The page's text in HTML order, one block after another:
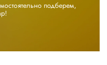
подберем,